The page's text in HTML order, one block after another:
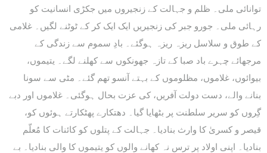
021-111-279-111
+92 21-111-279-111
توانائی ملی۔ ظلم و جہالت کے زنجیروں میں جکڑی انسانیت کو
رہائی ملی۔ جورو جبر کی زنجیریں ایک ایک کر کے ٹوٹنے لگیں۔ غلامی
کے طوق و سلاسل ریزہ ریزہ ہوگئے۔ بادِ سموم سے زندگی کے
مرجھائے چہرے باد صبا کے تازہ جھونکوں سے کھلنے لگے۔ یتیموں،
بیوائوں، غلاموں، مظلوموں کے بہتے آنسو تھم گئے۔ مٹی سے سونا
بنانے والے، دست دولت آفریں، کی عزت بحال ہوگئی۔ غلاموں اور دبے
گِروں کو سریر سلطنت پر بٹھایا گیا۔ دھتکارے پھٹکارتے ہوئوں کو،
قیصر و کسریٰ کا وارث بنادیا۔ جہالت کے پتلوں کو کائنات کا مُعلّم
بنادیا۔ اپنی اولاد پر ترس نہ کھانے والوں کو یتیموں کا والی بنادیا۔ بے